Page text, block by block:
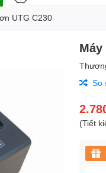
UTG C230
So
(Tiết